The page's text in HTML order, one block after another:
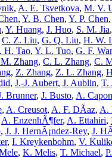
, A. E. Tsvetkova, M. V.
, Y. B. Chen, Y. P. Chen,
, Y. Huang, J. Huo, S. M. Jia,
C. Z. Liu, G. Q. Liu, H. W.
H. Tao, Y. L. Tuo, G. F.
Zhang, C. L. Zhang, C.
, Z. Zhang, Z. L. Zhang,
, J.-J. Aubert, J. Aublin, T.
Brunner, J. Busto, A.
, A. Creusot, A. F. DÃ­az, A.
A. EnzenhÃ¶fer, A. Ettahiri,
, J. J. HernÃ¡ndez-Rey, J.
, I. Kreykenbohm, V.
, K. Melis, T. Michael,